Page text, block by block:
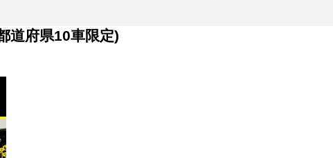
道府県10車限定)